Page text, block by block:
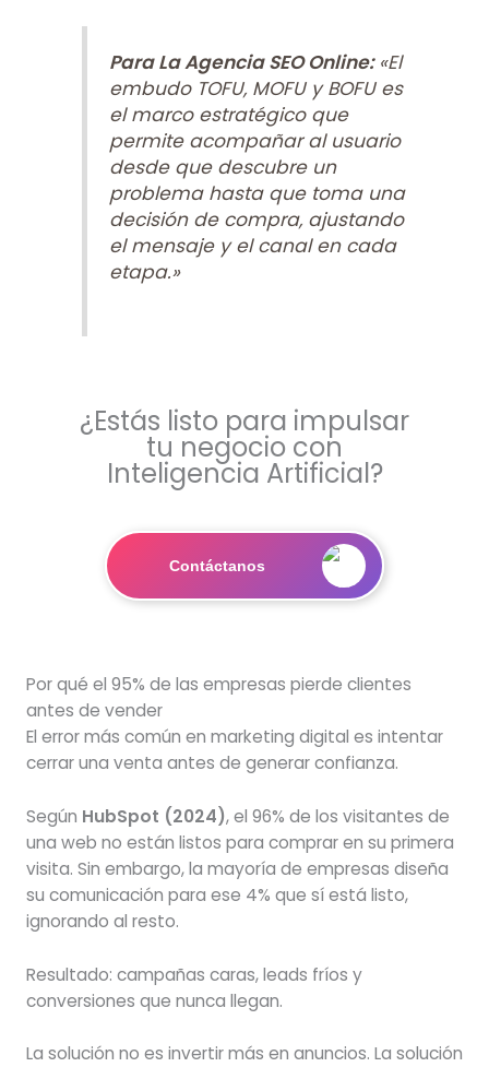
Para La Agencia SEO Online:«El
embudo TOFU, MOFU y BOFU es
el marco estratégico que
permite acompañar al usuario
desde que descubre un
problema hasta que toma una
decisión de compra, ajustando
el mensaje y el canal en cada
etapa.»
¿Estás listo para impulsar
tu negocio con
Inteligencia Artificial?
Contáctanos
Por qué el 95% de las empresas pierde clientes
antes de vender
El error más común en marketing digital es intentar
cerrar una venta antes de generar confianza.
Según HubSpot (2024), el 96% de los visitantes de
una web no están listos para comprar en su primera
visita. Sin embargo, la mayoría de empresas diseña
su comunicación para ese 4% que sí está listo,
ignorando al resto.
Resultado: campañas caras, leads fríos y
conversiones que nunca llegan.
La solución no es invertir más en anuncios. La solución